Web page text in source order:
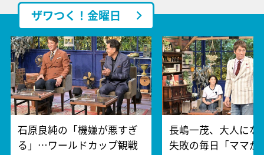
ザワつく！金曜日
石原良純の「機嫌が悪すぎ
る」…ワールドカップ観戦
長嶋一茂、大人にな
失敗の毎日「ママが